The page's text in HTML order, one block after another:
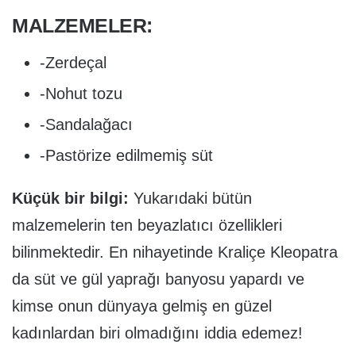
MALZEMELER:
-Zerdeçal
-Nohut tozu
-Sandalağacı
-Pastörize edilmemiş süt
Küçük bir bilgi: Yukarıdaki bütün
malzemelerin ten beyazlatıcı özellikleri
bilinmektedir. En nihayetinde Kraliçe Kleopatra
da süt ve gül yaprağı banyosu yapardı ve
kimse onun dünyaya gelmiş en güzel
kadınlardan biri olmadığını iddia edemez!